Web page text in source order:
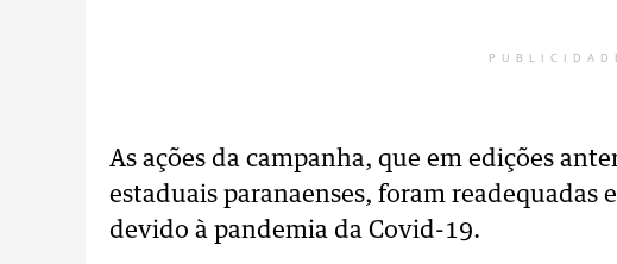
As ações da campanha, que em edições
estaduais paranaenses, foram
devido à pandemia da Covid-19.